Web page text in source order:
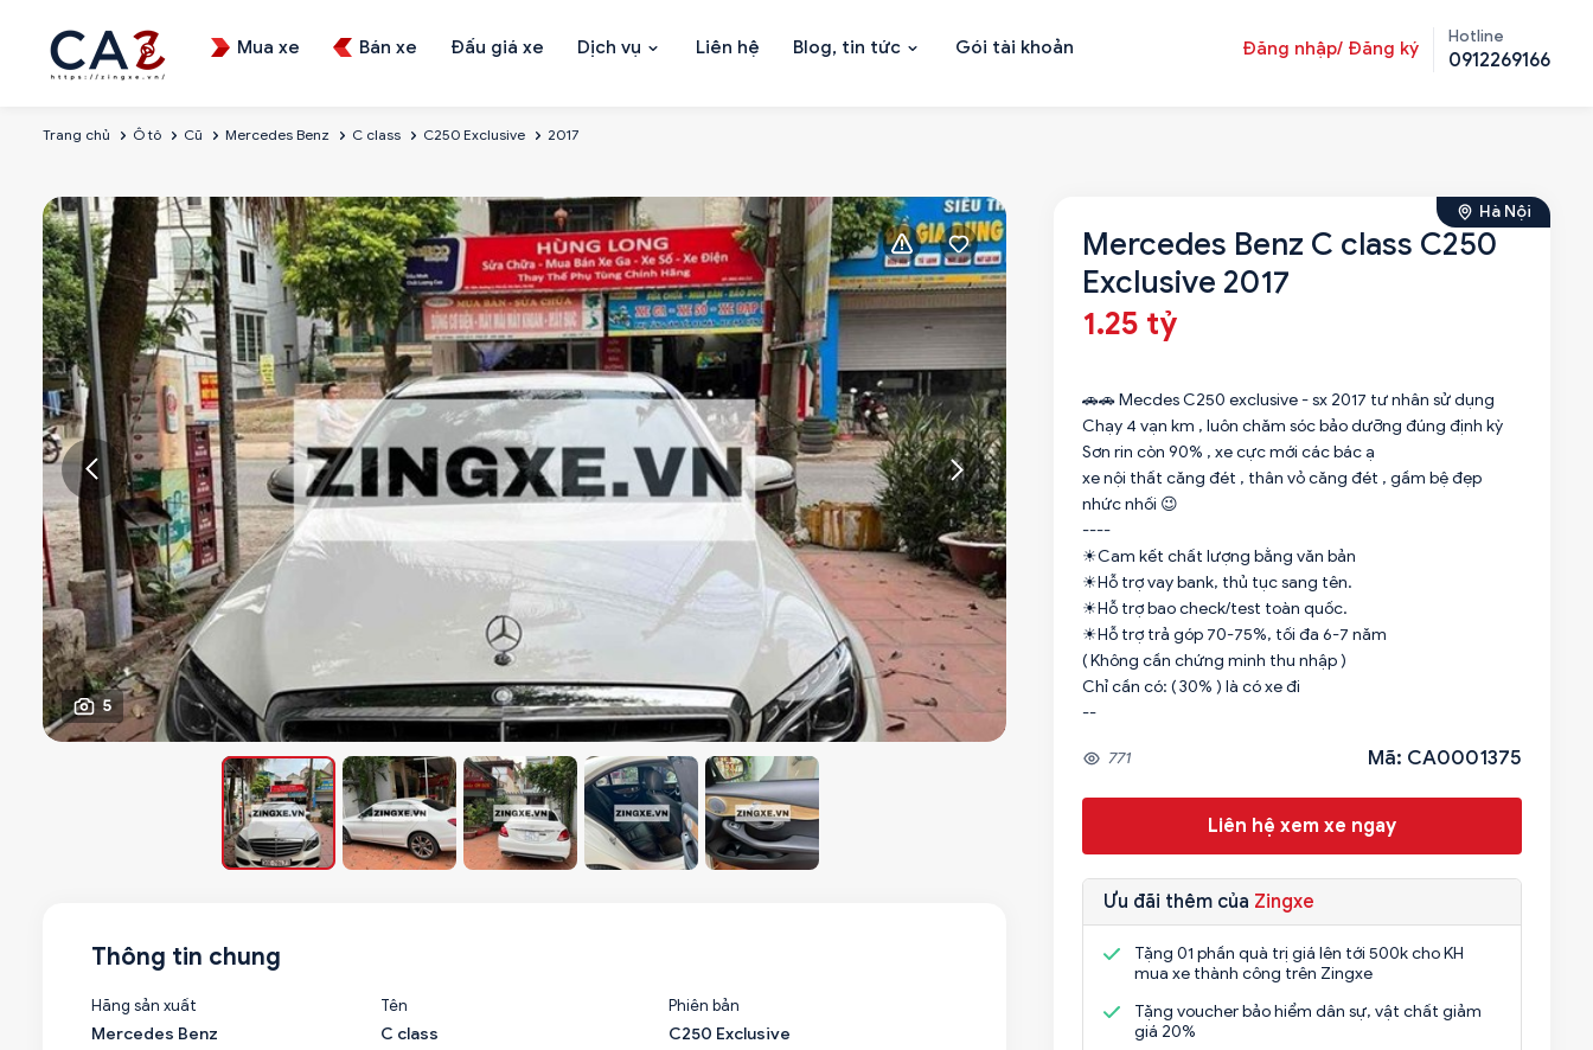
Mua xe Bán xe Đấu giá xe Dịch vụ Liên hệ Blog, tin tức Gói tài khoản Đăng nhập/ Đăng ký
Hotline
0912269166
Trang chủ Ô tô Cũ Mercedes Benz C class C250 Exclusive 2017
5
Hà Nội
Mercedes Benz C class C250
Exclusive 2017
1.25 tỷ
🚗🚗 Mecdes C250 exclusive - sx 2017 tư nhân sử dụng
Chạy 4 vạn km , luôn chăm sóc bảo dưỡng đúng định kỳ
Sơn rin còn 90% , xe cực mới các bác ạ
xe nội thất căng đét , thân vỏ căng đét , gầm bệ đẹp
nhức nhối 😉
----
☀Cam kết chất lượng bằng văn bản
☀Hỗ trợ vay bank, thủ tục sang tên.
☀Hỗ trợ bao check/test toàn quốc.
☀Hỗ trợ trả góp 70-75%, tối đa 6-7 năm
( Không cần chứng minh thu nhập )
Chỉ cần có: ( 30% ) là có xe đi
--
771 Mã: CA0001375
Liên hệ xem xe ngay
Ưu đãi thêm của Zingxe
Tặng 01 phần quà trị giá lên tới 500k cho KH
mua xe thành công trên Zingxe
Tặng voucher bảo hiểm dân sự, vật chất giảm
giá 20%
Thông tin chung
Hãng sản xuất
Mercedes Benz
Tên
C class
Phiên bản
C250 Exclusive